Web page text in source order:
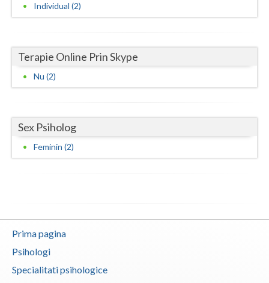
Teleorman
Tulcea
Valcea
Vrancea
Individual (2)
Terapie Online Prin Skype
Nu (2)
Sex Psiholog
Feminin (2)
Prima pagina
Psihologi
Specialitati psihologice